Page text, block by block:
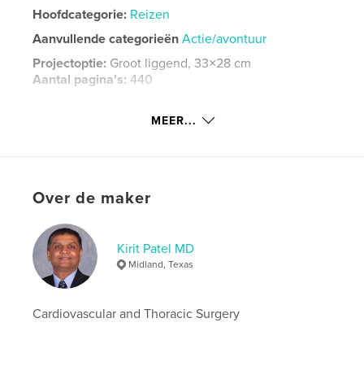
Hoofdcategorie: Reizen
Aanvullende categorieën Actie/avontuur
Projectoptie: Groot liggend, 33×28 cm
Aantal pagina's:440
MEER...
Over de maker
Kirit Patel MD
Midland, Texas
Cardiovascular and Thoracic Surgery